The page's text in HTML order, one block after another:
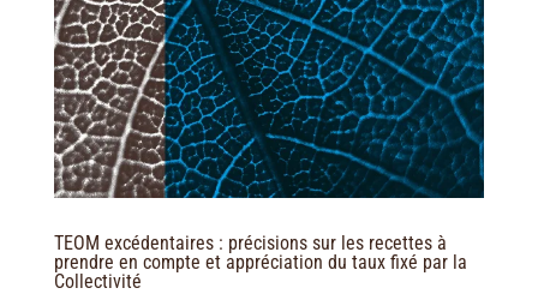
TEOM excédentaires : précisions sur les recettes à
prendre en compte et appréciation du taux fixé par la
Collectivité